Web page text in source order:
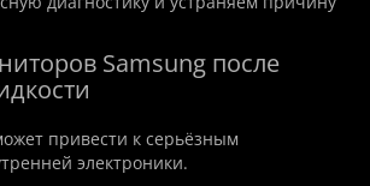
Samsung после
привести к серьёзным
электроники.